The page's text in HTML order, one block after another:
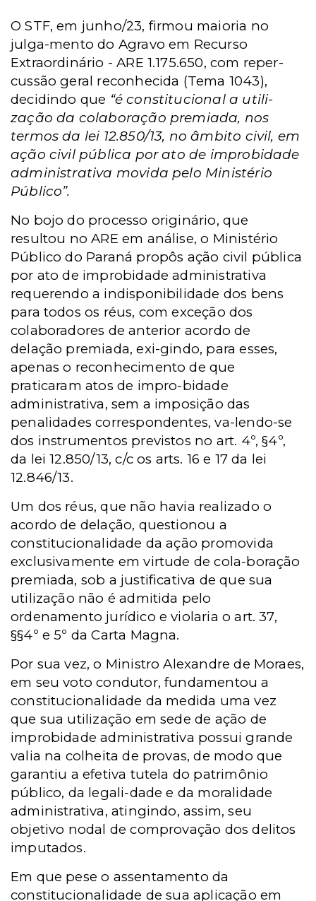
O STF, em junho/23, firmou maioria no
julga-mento do Agravo em Recurso
Extraordinário - ARE 1.175.650, com reper-
cussão geral reconhecida (Tema 1043),
decidindo que “é constitucional a utili-
zação da colaboração premiada, nos
termos da lei 12.850/13, no âmbito civil, em
ação civil pública por ato de improbidade
administrativa movida pelo Ministério
Público”.
No bojo do processo originário, que
resultou no ARE em análise, o Ministério
Público do Paraná propôs ação civil pública
por ato de improbidade administrativa
requerendo a indisponibilidade dos bens
para todos os réus, com exceção dos
colaboradores de anterior acordo de
delação premiada, exi-gindo, para esses,
apenas o reconhecimento de que
praticaram atos de impro-bidade
administrativa, sem a imposição das
penalidades correspondentes, va-lendo-se
dos instrumentos previstos no art. 4º, §4º,
da lei 12.850/13, c/c os arts. 16 e 17 da lei
12.846/13.
Um dos réus, que não havia realizado o
acordo de delação, questionou a
constitucionalidade da ação promovida
exclusivamente em virtude de cola-boração
premiada, sob a justificativa de que sua
utilização não é admitida pelo
ordenamento jurídico e violaria o art. 37,
§§4º e 5º da Carta Magna.
Por sua vez, o Ministro Alexandre de Moraes,
em seu voto condutor, fundamentou a
constitucionalidade da medida uma vez
que sua utilização em sede de ação de
improbidade administrativa possui grande
valia na colheita de provas, de modo que
garantiu a efetiva tutela do patrimônio
público, da legali-dade e da moralidade
administrativa, atingindo, assim, seu
objetivo nodal de comprovação dos delitos
imputados.
Em que pese o assentamento da
constitucionalidade de sua aplicação em